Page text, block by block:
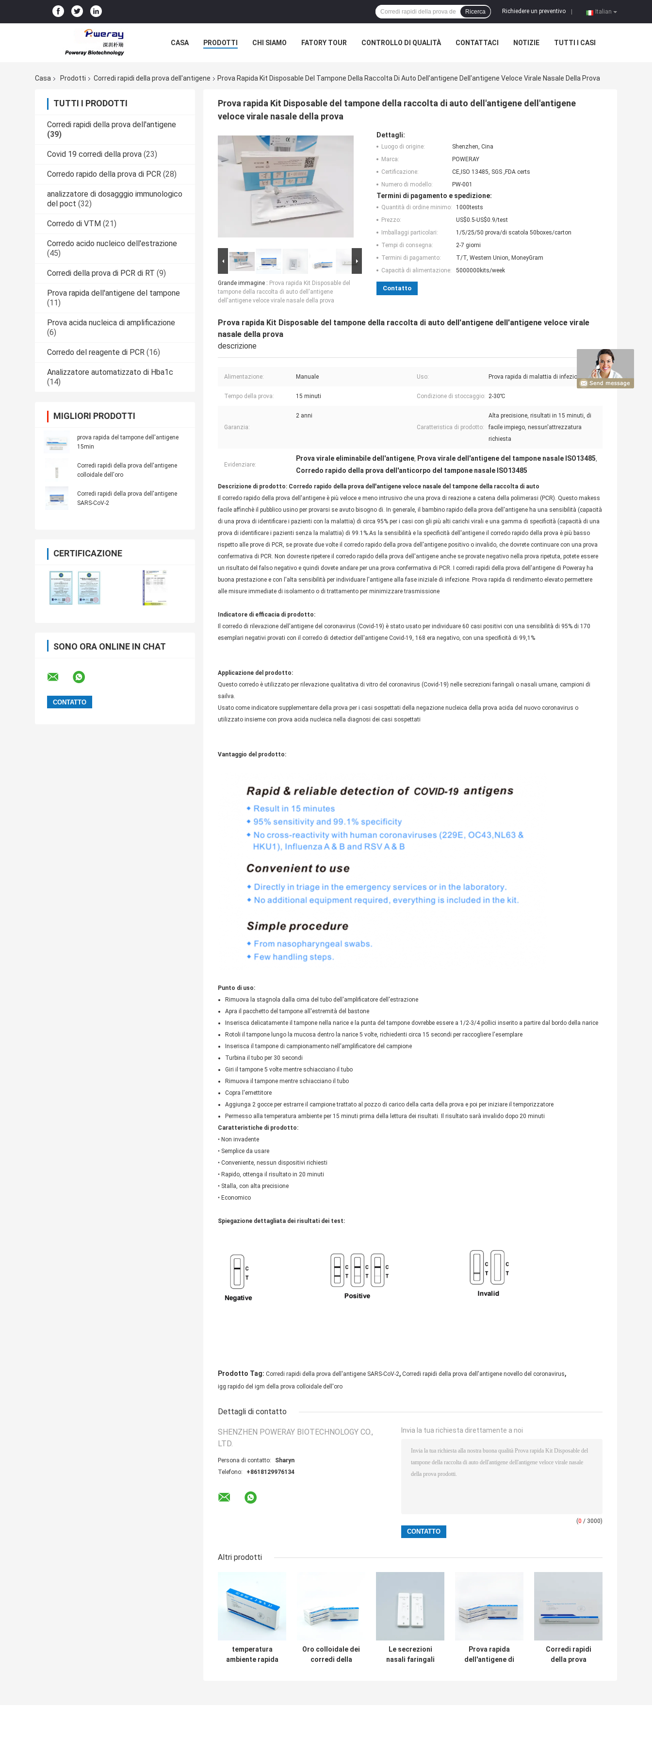
Lasciate un messaggio
Ti richiameremo presto!
Italian
Richiedere un preventivo
Ricerca
CASA PRODOTTI CHI SIAMO FATORY TOUR CONTROLLO DI QUALITÀ CONTATTACI NOTIZIE TUTTI I CASI
Casa Prodotti Corredi rapidi della prova dell'antigene Prova Rapida Kit Disposable Del Tampone Della Raccolta Di Auto Dell'antigene Dell'antigene Veloce Virale Nasale Della Prova
TUTTI I PRODOTTI
Corredi rapidi della prova dell'antigene
(39)
Covid 19 corredi della prova (23)
Corredo rapido della prova di PCR (28)
analizzatore di dosagggio immunologico
del poct (32)
Corredo di VTM (21)
Corredo acido nucleico dell'estrazione
(45)
Corredi della prova di PCR di RT (9)
Prova rapida dell'antigene del tampone
(11)
Prova acida nucleica di amplificazione
(6)
Corredo del reagente di PCR (16)
Analizzatore automatizzato di Hba1c
(14)
MIGLIORI PRODOTTI
prova rapida del tampone dell'antigene
15min
Corredi rapidi della prova dell'antigene
colloidale dell'oro
Corredi rapidi della prova dell'antigene
SARS-CoV-2
CERTIFICAZIONE
SONO ORA ONLINE IN CHAT
Prova rapida Kit Disposable del tampone della raccolta di auto dell'antigene dell'antigene
veloce virale nasale della prova
Grande immagine : Prova rapida Kit Disposable del
tampone della raccolta di auto dell'antigene
dell'antigene veloce virale nasale della prova
Dettagli:
Luogo di origine:
Shenzhen, Cina
Marca:
POWERAY
Certificazione:
CE,ISO 13485, SGS ,FDA certs
Numero di modello:
PW-001
Termini di pagamento e spedizione:
Quantità di ordine minimo:
1000tests
Prezzo:
US$0.5-US$0.9/test
Imballaggi particolari:
1/5/25/50 prova/di scatola 50boxes/carton
Tempi di consegna:
2-7 giorni
Termini di pagamento:
T/T, Western Union, MoneyGram
Capacità di alimentazione:
5000000kits/week
Contatto
Prova rapida Kit Disposable del tampone della raccolta di auto dell'antigene dell'antigene veloce virale
nasale della prova
descrizione
Alimentazione: Manuale Uso: Prova rapida di malattia di infezioni
Tempo della prova: 15 minuti Condizione di stoccaggio: 2-30℃
Garanzia:
2 anni
Caratteristica di prodotto:
Alta precisione, risultati in 15 minuti, di
facile impiego, nessun'attrezzatura
richiesta
Evidenziare:
Prova virale eliminabile dell'antigene, Prova virale dell'antigene del tampone nasale ISO13485,
Corredo rapido della prova dell'anticorpo del tampone nasale ISO13485
Descrizione di prodotto: Corredo rapido della prova dell'antigene veloce nasale del tampone della raccolta di auto
Il corredo rapido della prova dell'antigene è più veloce e meno intrusivo che una prova di reazione a catena della polimerasi (PCR). Questo makess
facile affinchè il pubblico usino per provarsi se avuto bisogno di. In generale, il bambino rapido della prova dell'antigene ha una sensibilità (capacità
di una prova di identificare i pazienti con la malattia) di circa 95% per i casi con gli più alti carichi virali e una gamma di specificità (capacità di una
prova di identificare i pazienti senza la malattia) di 99.1%.As la sensibilità e la specificità dell'antigene il corredo rapido della prova è più basso
rispetto alle prove di PCR, se provate due volte il corredo rapido della prova dell'antigene positivo o invalido, che dovrete continuare con una prova
confermativa di PCR. Non dovreste ripetere il corredo rapido della prova dell'antigene anche se provate negativo nella prova ripetuta, potete essere
un risultato del falso negativo e quindi dovete andare per una prova confermativa di PCR. I corredi rapidi della prova dell'antigene di Poweray ha
buona prestazione e con l'alta sensibilità per individuare l'antigene alla fase iniziale di infezione. Prova rapida di rendimento elevato permettere
alle misure immediate di isolamento o di trattamento per minimizzare trasmissione
Indicatore di efficacia di prodotto:
Il corredo di rilevazione dell'antigene del coronavirus (Covid-19) è stato usato per individuare 60 casi positivi con una sensibilità di 95% di 170
esemplari negativi provati con il corredo di detectior dell'antigene Covid-19, 168 era negativo, con una specificità di 99,1%
Applicazione del prodotto:
Questo corredo è utilizzato per rilevazione qualitativa di vitro del coronavirus (Covid-19) nelle secrezioni faringali o nasali umane, campioni di
sailva.
Usato come indicatore supplementare della prova per i casi sospettati della negazione nucleica della prova acida del nuovo coronavirus o
utilizzato insieme con prova acida nucleica nella diagnosi dei casi sospettati
Vantaggio del prodotto:
Punto di uso:
Rimuova la stagnola dalla cima del tubo dell'amplificatore dell'estrazione
Apra il pacchetto del tampone all'estremità del bastone
Inserisca delicatamente il tampone nella narice e la punta del tampone dovrebbe essere a 1/2-3/4 pollici inserito a partire dal bordo della narice
Rotoli il tampone lungo la mucosa dentro la narice 5 volte, richiedenti circa 15 secondi per raccogliere l'esemplare
Inserisca il tampone di campionamento nell'amplificatore del campione
Turbina il tubo per 30 secondi
Giri il tampone 5 volte mentre schiacciano il tubo
Rimuova il tampone mentre schiacciano il tubo
Copra l'emettitore
Aggiunga 2 gocce per estrarre il campione trattato al pozzo di carico della carta della prova e poi per iniziare il temporizzatore
Permesso alla temperatura ambiente per 15 minuti prima della lettura dei risultati. Il risultato sarà invalido dopo 20 minuti
Caratteristiche di prodotto:
• Non invadente
• Semplice da usare
• Conveniente, nessun dispositivi richiesti
• Rapido, ottenga il risultato in 20 minuti
• Stalla, con alta precisione
• Economico
Spiegazione dettagliata dei risultati dei test:
Prodotto Tag: Corredi rapidi della prova dell'antigene SARS-CoV-2, Corredi rapidi della prova dell'antigene novello del coronavirus,
igg rapido del igm della prova colloidale dell'oro
Dettagli di contatto
SHENZHEN POWERAY BIOTECHNOLOGY CO.,
LTD.
Persona di contatto:
Sharyn
Telefono:
+8618129976134
Invia la tua richiesta direttamente a noi
(0 / 3000)
Altri prodotti
temperatura
ambiente rapida
Oro colloidale dei
corredi della
Le secrezioni
nasali faringali
Prova rapida
dell'antigene di
Corredi rapidi
della prova